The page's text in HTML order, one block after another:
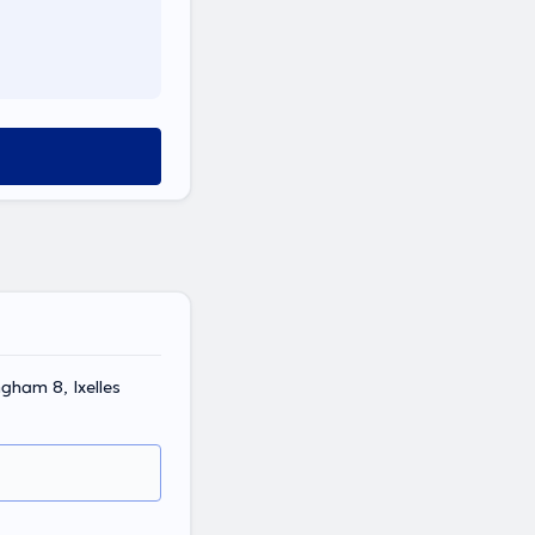
8, Ixelles